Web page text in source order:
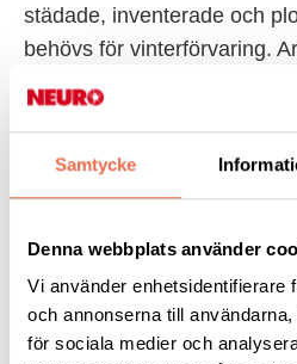
Samtycke
Denna webbplats använder
Vi använder enhetsidentifierare
och annonserna till
för sociala medier och
städade, inven­terade och
behövs för vinterförvaring.
tids- och muskelkrävande
våra frivilliga medlemmar
att bjuda på god mat och dryck.
stod även denna gång i köket och
Mattias Lärk ansvarade som
Martin Rådberg fixade de en